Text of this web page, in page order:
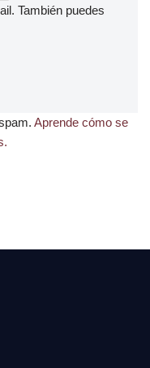
También puedes
Aprende cómo se